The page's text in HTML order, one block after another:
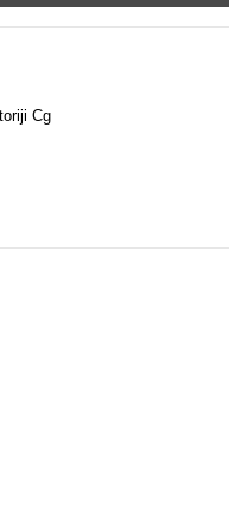
Cg